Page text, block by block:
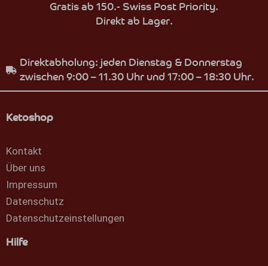
Gratis ab 150.- Swiss Post Priority.
Direkt ab Lager.
Direktabholung: jeden Dienstag & Donnerstag
zwischen 9:00 – 11.30 Uhr und 17:00 – 18:30 Uhr.
Ketoshop
Kontakt
Über uns
Impressum
Datenschutz
Datenschutzeinstellungen
Hilfe